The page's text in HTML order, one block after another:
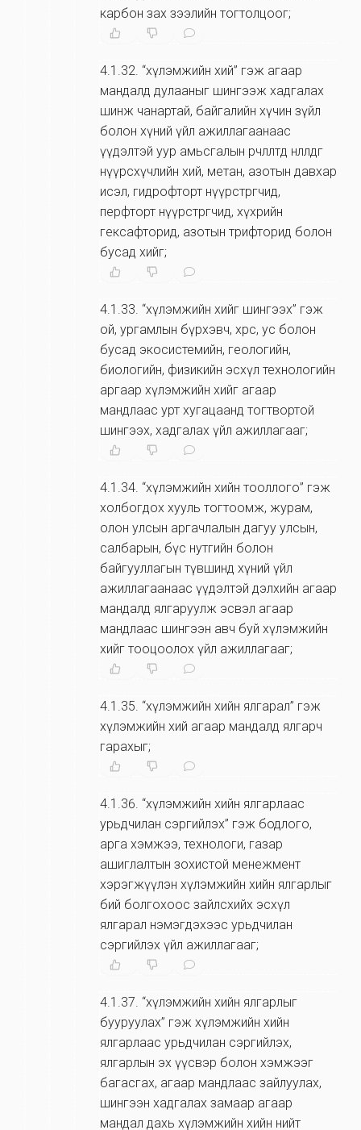
карбон зах зээлийн тогтолцоог;
4.1.32. “хүлэмжийн хий” гэж агаар
мандалд дулааныг шингээж хадгалах
шинж чанартай, байгалийн хүчин зүйл
болон хүний үйл ажиллагаанаас
үүдэлтэй уур амьсгалын өөрчлөлтөд нөлөөлдөг
нүүрсхүчлийн хий, метан, азотын давхар
исэл, гидрофторт нүүрстөрөгчид,
перфторт нүүрстөрөгчид, хүхрийн
гексафторид, азотын трифторид болон
бусад хийг;
4.1.33. “хүлэмжийн хийг шингээх” гэж
ой, ургамлын бүрхэвч, хөрс, ус болон
бусад экосистемийн, геологийн,
биологийн, физикийн эсхүл технологийн
аргаар хүлэмжийн хийг агаар
мандлаас урт хугацаанд тогтвортой
шингээх, хадгалах үйл ажиллагааг;
4.1.34. “хүлэмжийн хийн тооллого” гэж
холбогдох хууль тогтоомж, журам,
олон улсын аргачлалын дагуу улсын,
салбарын, бүс нутгийн болон
байгууллагын түвшинд хүний үйл
ажиллагаанаас үүдэлтэй дэлхийн агаар
мандалд ялгаруулж эсвэл агаар
мандлаас шингээн авч буй хүлэмжийн
хийг тооцоолох үйл ажиллагааг;
4.1.35. “хүлэмжийн хийн ялгарал” гэж
хүлэмжийн хий агаар мандалд ялгарч
гарахыг;
4.1.36. “хүлэмжийн хийн ялгарлаас
урьдчилан сэргийлэх” гэж бодлого,
арга хэмжээ, технологи, газар
ашиглалтын зохистой менежмент
хэрэгжүүлэн хүлэмжийн хийн ялгарлыг
бий болгохоос зайлсхийх эсхүл
ялгарал нэмэгдэхээс урьдчилан
сэргийлэх үйл ажиллагааг;
4.1.37. “хүлэмжийн хийн ялгарлыг
бууруулах” гэж хүлэмжийн хийн
ялгарлаас урьдчилан сэргийлэх,
ялгарлын эх үүсвэр болон хэмжээг
багасгах, агаар мандлаас зайлуулах,
шингээн хадгалах замаар агаар
мандал дахь хүлэмжийн хийн нийт